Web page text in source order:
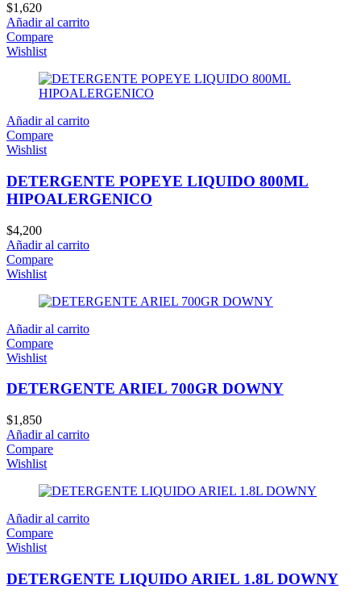
$1,620
Añadir al carrito
Compare
Wishlist
Añadir al carrito
Compare
Wishlist
DETERGENTE POPEYE LIQUIDO 800ML
HIPOALERGENICO
$4,200
Añadir al carrito
Compare
Wishlist
Añadir al carrito
Compare
Wishlist
DETERGENTE ARIEL 700GR DOWNY
$1,850
Añadir al carrito
Compare
Wishlist
Añadir al carrito
Compare
Wishlist
DETERGENTE LIQUIDO ARIEL 1.8L DOWNY